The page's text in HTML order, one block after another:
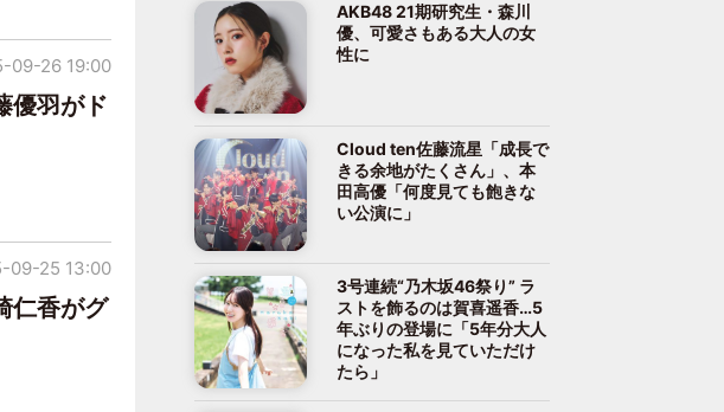
優羽がド
09-26 19:00
仁香がグ
09-25 13:00
AKB48 21期研究生・森川
優、可愛さもある大人の女
性に
Cloud ten佐藤流星「成長で
きる余地がたくさん」、本
田高優「何度見ても飽きな
い公演に」
3号連続“乃木坂46祭り” ラ
ストを飾るのは賀喜遥香…5
年ぶりの登場に「5年分大人
になった私を見ていただけ
たら」